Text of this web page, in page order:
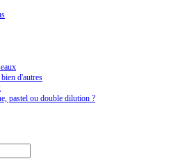
d'autres
pastel ou double dilution ?